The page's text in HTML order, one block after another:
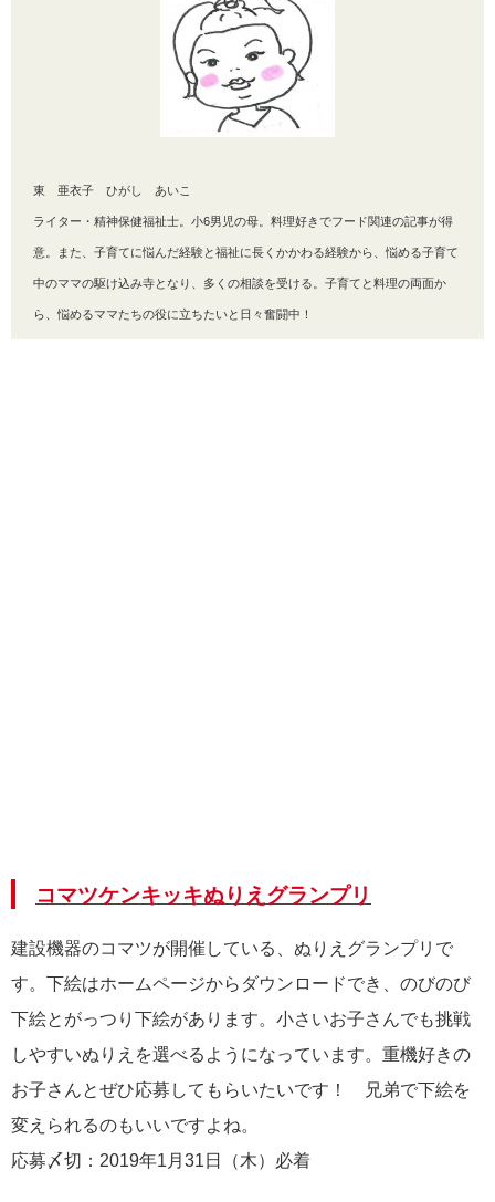
東 亜衣子 ひがし あいこ
ライター・精神保健福祉士。小6男児の母。料理好きでフード関連の記事が得
意。また、子育てに悩んだ経験と福祉に長くかかわる経験から、悩める子育て
中のママの駆け込み寺となり、多くの相談を受ける。子育てと料理の両面か
ら、悩めるママたちの役に立ちたいと日々奮闘中！
コマツケンキッキぬりえグランプリ
建設機器のコマツが開催している、ぬりえグランプリで
す。下絵はホームページからダウンロードでき、のびのび
下絵とがっつり下絵があります。小さいお子さんでも挑戦
しやすいぬりえを選べるようになっています。重機好きの
お子さんとぜひ応募してもらいたいです！ 兄弟で下絵を
変えられるのもいいですよね。
応募〆切：2019年1月31日（木）必着